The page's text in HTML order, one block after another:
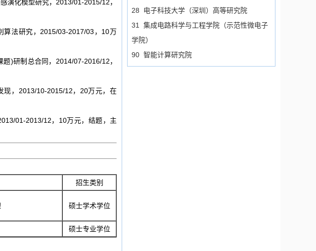
演化模型研究，2013/01-2015/12，
算法研究，2015/03-2017/03，10万
)研制总合同，2014/07-2016/12，
现，2013/10-2015/12，20万元，在
01-2013/12，10万元，结题，主
招生类别
硕士学术学位
硕士专业学位
28 电子科技大学（深圳）高等研究院
31 集成电路科学与工程学院（示范性微电子
学院）
90 智能计算研究院